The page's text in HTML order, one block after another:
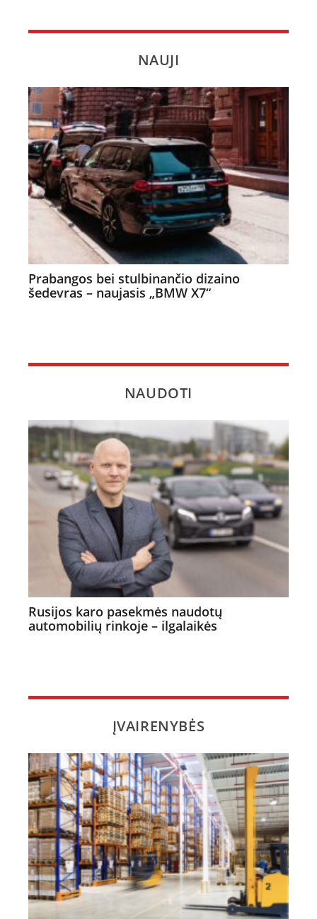
NAUJI
Prabangos bei stulbinančio dizaino
šedevras – naujasis „BMW X7“
NAUDOTI
Rusijos karo pasekmės naudotų
automobilių rinkoje – ilgalaikės
ĮVAIRENYBĖS